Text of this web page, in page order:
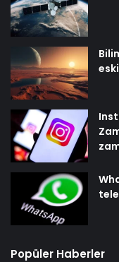
Popüler Haberler